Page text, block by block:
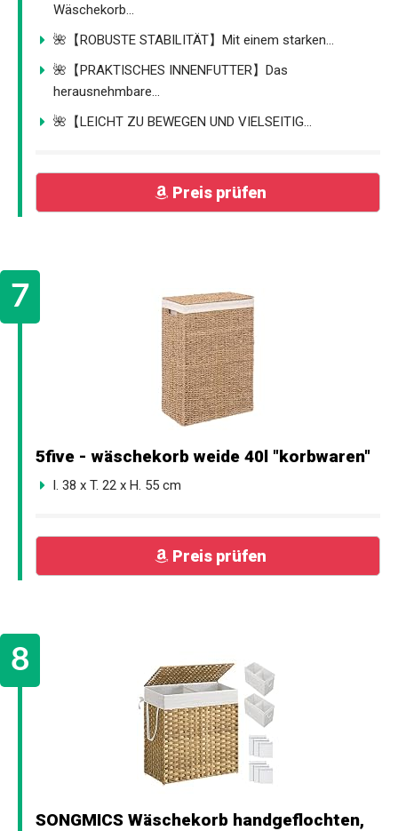
Wäschekorb...
🌺【ROBUSTE STABILITÄT】Mit einem starken...
🌺【PRAKTISCHES INNENFUTTER】Das
herausnehmbare...
🌺【LEICHT ZU BEWEGEN UND VIELSEITIG...
Preis prüfen
5five - wäschekorb weide 40l "korbwaren"
l. 38 x T. 22 x H. 55 cm
Preis prüfen
SONGMICS Wäschekorb handgeflochten,